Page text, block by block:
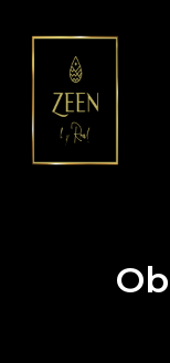
MAIN
MENU